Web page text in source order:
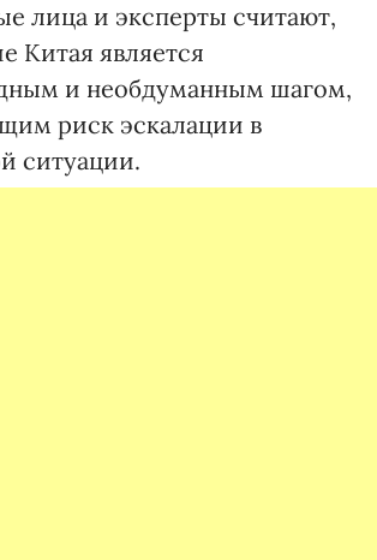
лица и эксперты считают,
Китая является
и необдуманным шагом,
риск эскалации в
ситуации.